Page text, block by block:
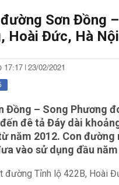
Sơn Đồng
Hoài Đức, Hà Nội
17:17 | 23/02/2021
Đồng – Song Phương
đê tả Đáy dài
năm 2012. Con đường
vào sử dụng đầu
đường Tỉnh lộ 422B, Hoài